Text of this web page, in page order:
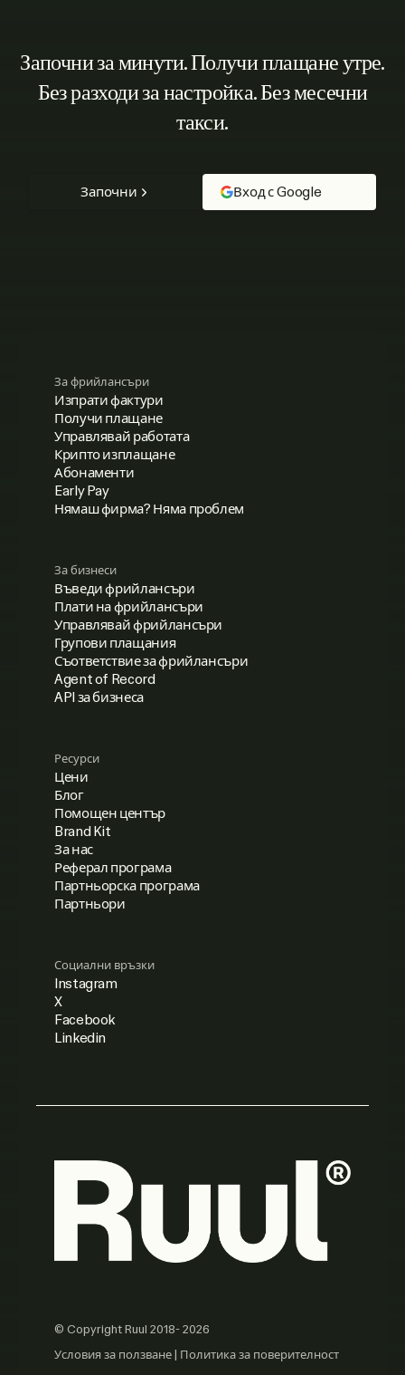
Започни за минути. Получи плащане утре.
Без разходи за настройка. Без месечни
такси.
Започни Вход с Google
За фрийлансъри
Изпрати фактури
Получи плащане
Управлявай работата
Крипто изплащане
Абонаменти
Early Pay
Нямаш фирма? Няма проблем
За бизнеси
Въведи фрийлансъри
Плати на фрийлансъри
Управлявай фрийлансъри
Групови плащания
Съответствие за фрийлансъри
Agent of Record
API за бизнеса
Ресурси
Цени
Блог
Помощен център
Brand Kit
За нас
Реферал програма
Партньорска програма
Партньори
© Copyright Ruul 2018- 2026
Условия за ползване| Политика за поверителност
Социални връзки
Instagram
X
Facebook
Linkedin